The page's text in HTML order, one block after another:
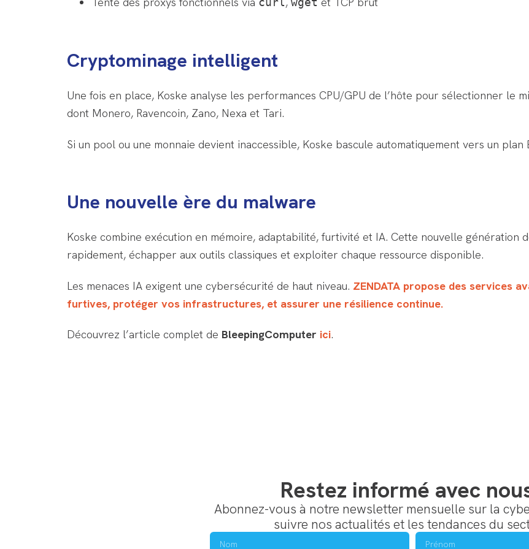
Cryptominage intelligent
Une fois en place, Koske analyse les performances CPU/GPU de l’hôte pour sélectionner le
dont Monero, Ravencoin, Zano, Nexa et Tari.
Si un pool ou une monnaie devient inaccessible, Koske bascule automatiquement vers un plan
Une nouvelle ère du malware
Koske combine exécution en mémoire, adaptabilité, furtivité et IA. Cette nouvelle génération
rapidement, échapper aux outils classiques et exploiter chaque ressource disponible.
Les menaces IA exigent une cybersécurité de haut niveau. ZENDATA propose des services
furtives, protéger vos infrastructures, et assurer une résilience continue.
Découvrez l’article complet de BleepingComputer ici.
Restez informé avec
Abonnez-vous à notre newsletter mensuelle sur la
suivre nos actualités et les tendances du